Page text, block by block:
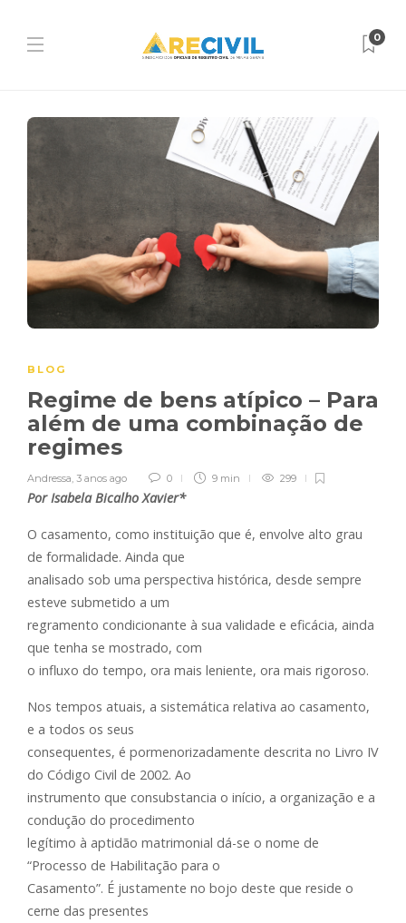
0
BLOG
Regime de bens atípico – Para
além de uma combinação de
regimes
Andressa 3 anos ago 0 9 min 299
Por Isabela Bicalho Xavier*
O casamento, como instituição que é, envolve alto grau
de formalidade. Ainda que
analisado sob uma perspectiva histórica, desde sempre
esteve submetido a um
regramento condicionante à sua validade e eficácia, ainda
que tenha se mostrado, com
o influxo do tempo, ora mais leniente, ora mais rigoroso.
Nos tempos atuais, a sistemática relativa ao casamento,
e a todos os seus
consequentes, é pormenorizadamente descrita no Livro IV
do Código Civil de 2002. Ao
instrumento que consubstancia o início, a organização e a
condução do procedimento
legítimo à aptidão matrimonial dá-se o nome de
“Processo de Habilitação para o
Casamento”. É justamente no bojo deste que reside o
cerne das presentes